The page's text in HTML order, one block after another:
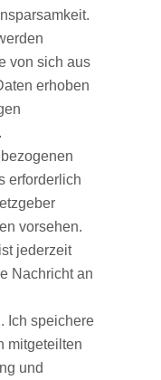
von sich aus
erhoben
erforderlich
vorsehen.
jederzeit
Nachricht an
Ich speichere
mitgeteilten
und